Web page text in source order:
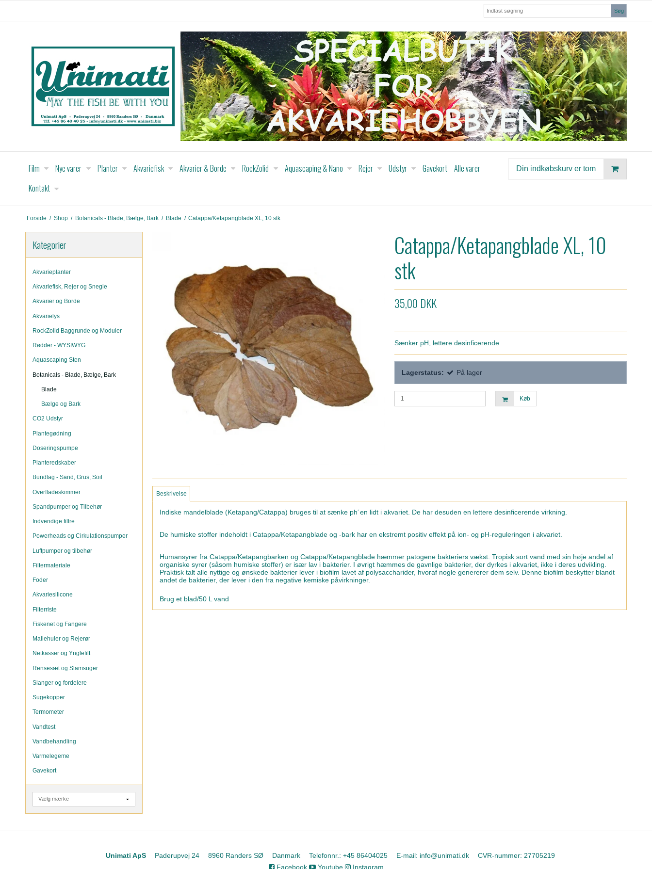
Søg
Film Nye varer Planter Akvariefisk Akvarier & Borde RockZolid Aquascaping & Nano Rejer Udstyr Gavekort Alle varer
Kontakt
Din indkøbskurv er tom
Forside / Shop / Botanicals - Blade, Bælge, Bark / Blade / Catappa/Ketapangblade XL, 10 stk
Kategorier
Akvarieplanter
Akvariefisk, Rejer og Snegle
Akvarier og Borde
Akvarielys
RockZolid Baggrunde og Moduler
Rødder - WYSIWYG
Aquascaping Sten
Botanicals - Blade, Bælge, Bark
Blade
Bælge og Bark
CO2 Udstyr
Plantegødning
Doseringspumpe
Planteredskaber
Bundlag - Sand, Grus, Soil
Overfladeskimmer
Spandpumper og Tilbehør
Indvendige filtre
Powerheads og Cirkulationspumper
Luftpumper og tilbehør
Filtermateriale
Foder
Akvariesilicone
Filterriste
Fiskenet og Fangere
Mallehuler og Rejerør
Netkasser og Ynglefilt
Rensesæt og Slamsuger
Slanger og fordelere
Sugekopper
Termometer
Vandtest
Vandbehandling
Varmelegeme
Gavekort
Catappa/Ketapangblade XL, 10
stk
35,00 DKK
Sænker pH, lettere desinficerende
Lagerstatus: På lager
Køb
Beskrivelse
Indiske mandelblade (Ketapang/Catappa) bruges til at sænke ph´en lidt i akvariet. De har desuden en lettere desinficerende virkning.
De humiske stoffer indeholdt i Catappa/Ketapangblade og -bark har en ekstremt positiv effekt på ion- og pH-reguleringen i akvariet.
Humansyrer fra Catappa/Ketapangbarken og Catappa/Ketapangblade hæmmer patogene bakteriers vækst. Tropisk sort vand med sin høje andel af
organiske syrer (såsom humiske stoffer) er især lav i bakterier. I øvrigt hæmmes de gavnlige bakterier, der dyrkes i akvariet, ikke i deres udvikling.
Praktisk talt alle nyttige og ønskede bakterier lever i biofilm lavet af polysaccharider, hvoraf nogle genererer dem selv. Denne biofilm beskytter blandt
andet de bakterier, der lever i den fra negative kemiske påvirkninger.
Brug et blad/50 L vand
Unimati ApS Paderupvej 24 8960 Randers SØ Danmark Telefonnr.: +45 86404025 E-mail: info@unimati.dk CVR-nummer: 27705219
Facebook
Youtube Instagram